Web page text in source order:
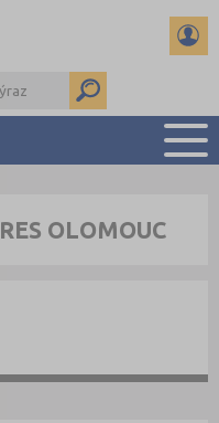
NA PŘIJÍMAČKY
OLOMOUC